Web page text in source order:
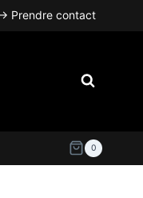
Prendre contact
0